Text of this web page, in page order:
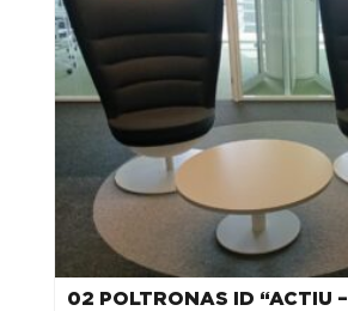
02 POLTRONAS ID “ACTIU –